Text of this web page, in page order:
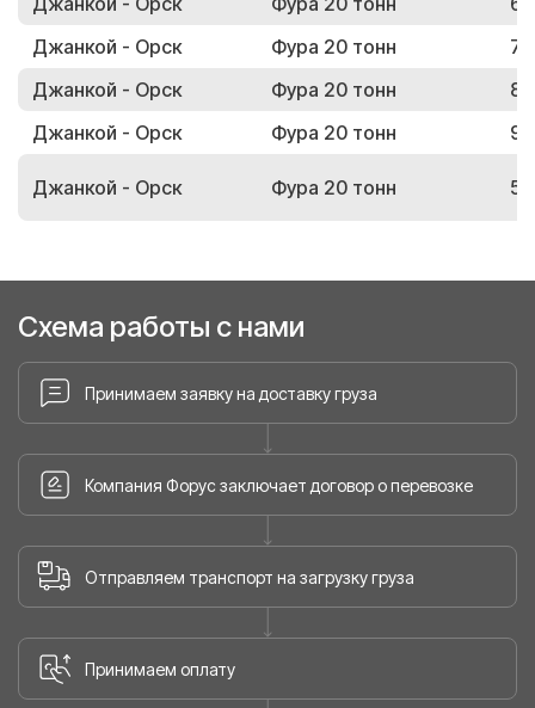
Джанкой - Орск
Фура 20 тонн
Джанкой - Орск
Фура 20 тонн
Джанкой - Орск
Фура 20 тонн
Джанкой - Орск Фура 20 тонн
Схема работы с нами
Принимаем заявку на доставку груза
Компания Форус заключает договор о перевозке
Отправляем транспорт на загрузку груза
Принимаем оплату